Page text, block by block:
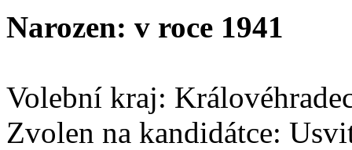
Narozen: v roce 1941
Volební kraj:
Zvolen na kandidátce: